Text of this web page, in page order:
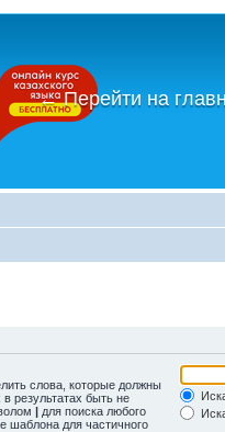
←Перейти на
слова, которые должны
результатах быть не
| для поиска любого
шаблона для частичного